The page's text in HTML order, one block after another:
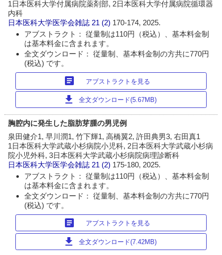
1日本医科大学付属病院薬剤部, 2日本医科大学付属病院循環器
内科
日本医科大学医学会雑誌 21 (2) 170-174, 2025.
アブストラクト： 従量制は110円（税込）、基本料金制
は基本料金に含まれます。
全文ダウンロード： 従量制、基本料金制の方共に770円
(税込) です。
article アブストラクトを見る
download 全文ダウンロード(5.67MB)
胸腔内に発生した脂肪芽腫の男児例
泉田健介1, 早川潤1, 竹下輝1, 高橋翼2, 許田典男3, 右田真1
1日本医科大学武蔵小杉病院小児科, 2日本医科大学武蔵小杉病
院小児外科, 3日本医科大学武蔵小杉病院病理診断科
日本医科大学医学会雑誌 21 (2) 175-180, 2025.
アブストラクト： 従量制は110円（税込）、基本料金制
は基本料金に含まれます。
全文ダウンロード： 従量制、基本料金制の方共に770円
(税込) です。
article アブストラクトを見る
download 全文ダウンロード(7.42MB)